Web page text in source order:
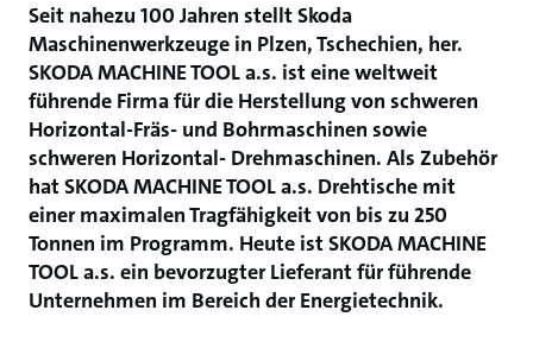
Seit nahezu 100 Jahren stellt Skoda
Maschinenwerkzeuge in Plzen, Tschechien, her.
SKODA MACHINE TOOL a.s. ist eine weltweit
führende Firma für die Herstellung von schweren
Horizontal-Fräs- und Bohrmaschinen sowie
schweren Horizontal- Drehmaschinen. Als Zubehör
hat SKODA MACHINE TOOL a.s. Drehtische mit
einer maximalen Tragfähigkeit von bis zu 250
Tonnen im Programm. Heute ist SKODA MACHINE
TOOL a.s. ein bevorzugter Lieferant für führende
Unternehmen im Bereich der Energietechnik.